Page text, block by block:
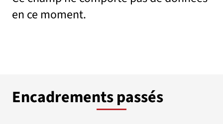
Encadrements passés
en ce moment.